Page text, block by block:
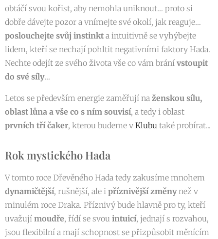
obtáčí svou kořist, aby nemohla uniknout… proto si
dobře dávejte pozor a vnímejte své okolí, jak reaguje…
poslouchejte svůj instinkt a intuitivně se vyhýbejte
lidem, kteří se nechají pohltit negativními faktory Hada.
Nechte odejít ze svého života vše co vám brání vstoupit
do své síly…
Letos se především energie zaměřují na ženskou sílu,
oblast lůna a vše co s ním souvisí, a tedy i oblast
prvních tří čaker, kterou budeme v Klubu také probírat...
Rok mystického Hada
V tomto roce Dřevěného Hada tedy zakusíme mnohem
dynamičtější, rušnější, ale i příznivější změnynež v
minulém roce Draka. Příznivý bude hlavně pro ty, kteří
uvažují moudře, řídí se svou intuicí, jednají s rozvahou,
jsou flexibilní a mají schopnost se přizpůsobit měnícím